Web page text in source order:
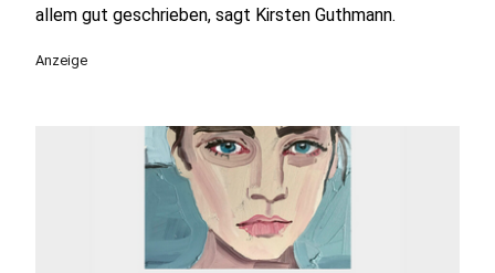
allem gut geschrieben, sagt Kirsten Guthmann.
Anzeige